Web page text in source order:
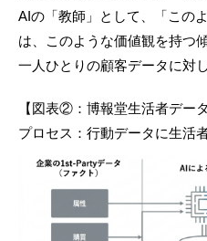
AIの「教師」として、「この
は、このような価値観を持つ
一人ひとりの顧客データに対
【図表②：博報堂生活者デー
プロセス：行動データに生活